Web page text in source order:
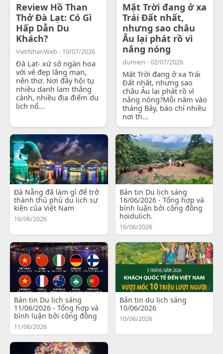
Review Hồ Than
Thở Đà Lạt: Có Gì
Hấp Dẫn Du
Khách?
VietNhanWeb - 10/07/2026
Đà Lạt- xứ sở ngàn hoa
với vẻ đẹp lãng mạn,
nên thơ. Nơi đây hội tụ
nhiều danh lam thắng
cảnh, nhiều địa điểm du
lịch nổ...
Mặt Trời đang ở xa
Trái Đất nhất,
nhưng sao châu
Âu lại phát rồ vì
nắng nóng
dumien - 02/07/2026
Mặt Trời đang ở xa Trái
Đất nhất, nhưng sao
châu Âu lại phát rồ vì
nắng nóng?Mỗi năm vào
tháng Bảy, báo chí nhiều
nơi th...
Đà Nẵng đã làm gì để trở
thành thủ phủ du lịch sự
kiện của Việt Nam
16/06/2026
Bản tin Du lịch sáng
16/06/2026 - Tổng hợp và
bình luận bởi cộng đồng
hoidulich.
16/06/2026
Bản tin Du lịch sáng
11/06/2026 - Tổng hợp và
bình luận bởi cộng đồng
11/06/2026
Bản tin du lịch sáng
10/06/2026
10/06/2026